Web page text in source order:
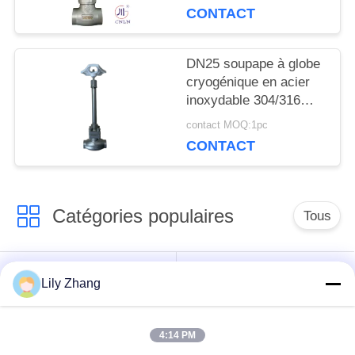
POLITIQUE
CONFIDENTIALITÉ
CONTACT
DN25 soupape à globe
cryogénique en acier
inoxydable 304/316
avec joint PTFE et
CF8/CF3 pour -196°C à
contact MOQ:1pc
CONTACT
Catégories populaires Tous
Vanne cryogénique
cryogéniques
Lily Zhang
4:14 PM